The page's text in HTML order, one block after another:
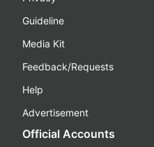
Guideline
Media Kit
Feedback/Requests
Help
Advertisement
Official Accounts